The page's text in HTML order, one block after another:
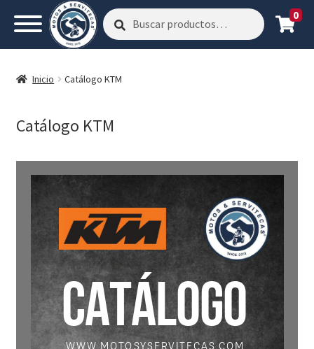
Buscar
por:
Buscar 0
Inicio Catálogo KTM
Catálogo KTM